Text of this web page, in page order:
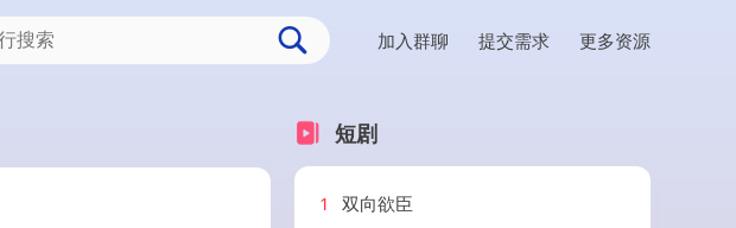
加入群聊 提交需求 更多资源
短剧
1
双向欲臣